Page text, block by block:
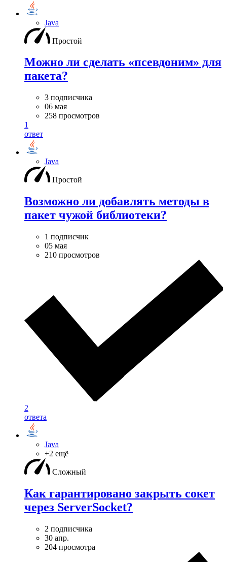
Java
Простой
Можно ли сделать «псевдоним» для
пакета?
3 подписчика
06 мая
258 просмотров
1
ответ
Java
Простой
Возможно ли добавлять методы в
пакет чужой библиотеки?
1 подписчик
05 мая
210 просмотров
2
ответа
Java
+2 ещё
Сложный
Как гарантировано закрыть сокет
через ServerSocket?
2 подписчика
30 апр.
204 просмотра